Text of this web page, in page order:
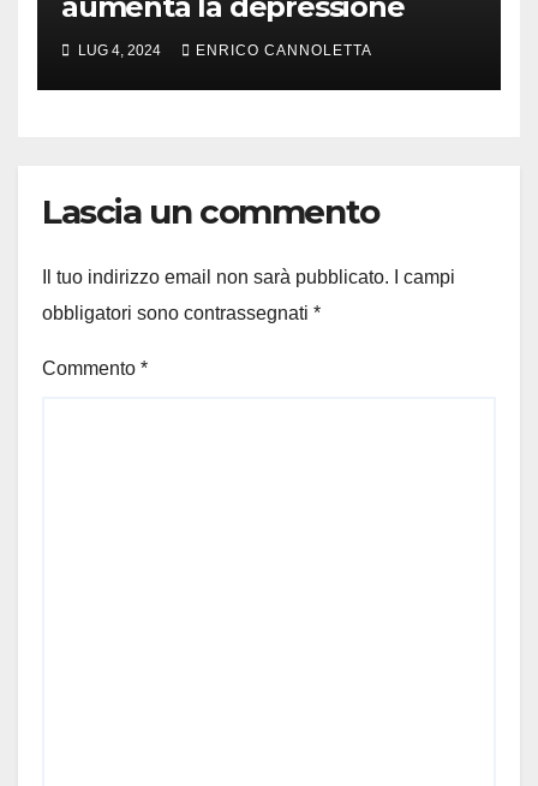
LUG 4, 2024 ENRICO CANNOLETTA
Lascia un commento
Il tuo indirizzo email non sarà pubblicato.
I campi
obbligatori sono contrassegnati *
Commento *